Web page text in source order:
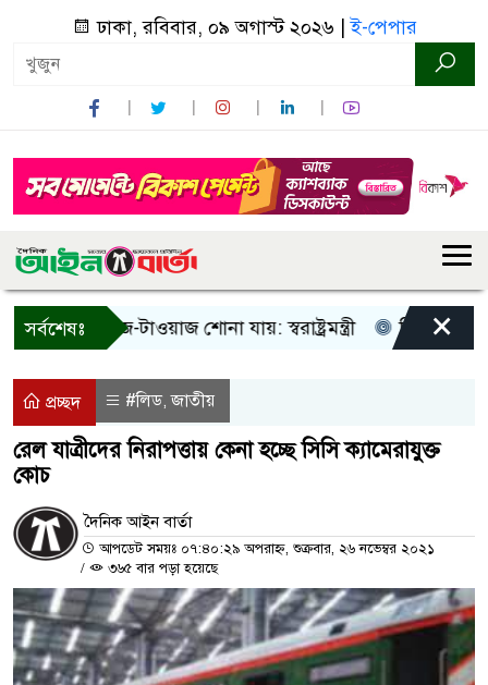
ঢাকা, রবিবার, ০৯ অগাস্ট ২০২৬ |ই-পেপার
সর্বশেষঃ
আওয়াজ-টাওয়াজ শোনা যায়: স্বরাষ্ট্রমন্ত্রী তিন দিনের
×
প্রচ্ছদ #লিড,জাতীয়
রেল যাত্রীদের নিরাপত্তায় কেনা হচ্ছে সিসি ক্যামেরাযুক্ত
কোচ
দৈনিক আইন বার্তা
আপডেট সময়ঃ ০৭:৪০:২৯ অপরাহ্ন, শুক্রবার, ২৬ নভেম্বর ২০২১
/
৩৬৫ বার পড়া হয়েছে